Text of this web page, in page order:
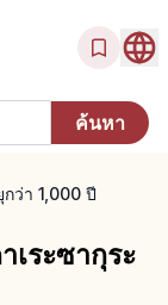
ว่า 1,000 ปี
ระซากุระ